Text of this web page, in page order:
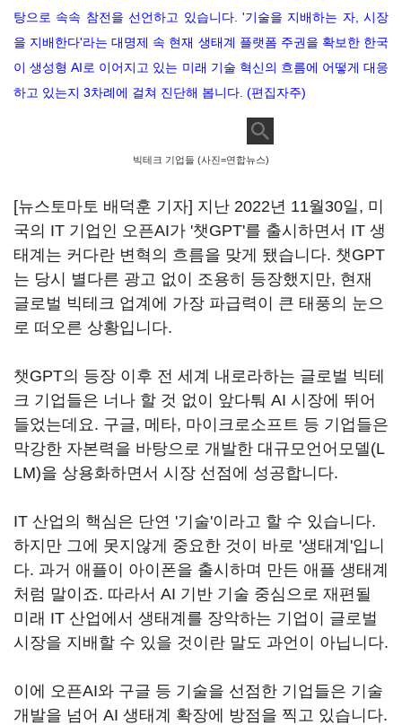
탕으로 속속 참전을 선언하고 있습니다. '기술을 지배하는 자, 시장
을 지배한다'라는 대명제 속 현재 생태계 플랫폼 주권을 확보한 한국
이 생성형AI로 이어지고 있는 미래 기술 혁신의 흐름에 어떻게 대응
하고 있는지 3차례에 걸쳐 진단해 봅니다 . (편집자주)
빅테크 기업들 (사진=연합뉴스)
[뉴스토마토 배덕훈 기자] 지난 2022년 11월 30일, 미
국의 IT 기업인 오픈AI가 '챗GPT'를 출시하면서 IT 생
태계는 커다란 변혁의 흐름을 맞게 됐습니다. 챗GPT
는 당시 별다른 광고 없이 조용히 등장했지만, 현재
글로벌 빅테크 업계에 가장 파급력이 큰 태풍의 눈으
로 떠오른 상황입니다.
챗GPT의 등장 이후 전 세계 내로라하는 글로벌 빅테
크 기업들은 너나 할 것 없이 앞다퉈 AI 시장에 뛰어
들었는데요. 구글, 메타, 마이크로소프트 등 기업들은
막강한 자본력을 바탕으로 개발한 대규모언어모델(L
LM)을 상용화하면서 시장 선점에 성공합니다.
IT 산업의 핵심은 단연 '기술'이라고 할 수 있습니다.
하지만 그에 못지않게 중요한 것이 바로 '생태계'입니
다. 과거 애플이 아이폰을 출시하며 만든 애플 생태계
처럼 말이죠. 따라서 AI 기반 기술 중심으로 재편될
미래 IT 산업에서 생태계를 장악하는 기업이 글로벌
시장을 지배할 수 있을 것이란 말도 과언이 아닙니다.
이에 오픈AI와 구글 등 기술을 선점한 기업들은 기술
개발을 넘어 AI 생태계 확장에 방점을 찍고 있습니다.